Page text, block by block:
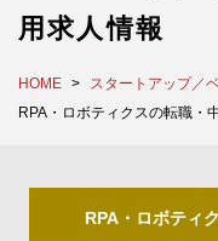
用求人情報
HOME
スタートアップ／
RPA・ロボティクスの転職・
RPA・ロボティ